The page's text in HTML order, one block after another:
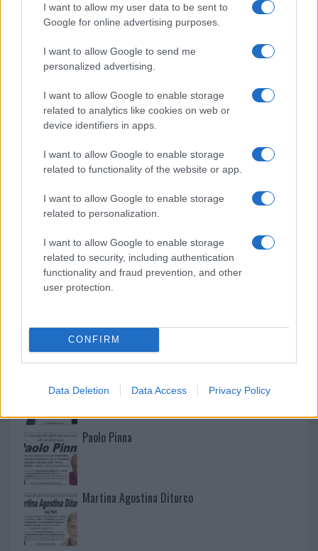
I want to allow my user data to be sent to
Google for online advertising purposes.
I want to allow Google to send me
personalized advertising.
I want to allow Google to enable storage
related to analytics like cookies on web or
device identifiers in apps.
I want to allow Google to enable storage
related to functionality of the website or app.
I want to allow Google to enable storage
related to personalization.
I want to allow Google to enable storage
related to security, including authentication
functionality and fraud prevention, and other
user protection.
CONFIRM
Data Deletion Data Access Privacy Policy
Santa Teresa Gallura, nuove regole per la
raccolta differenziata
Robbie Williams incanta il gala del Big Art
Festival al Romazzino
Maxi piano tra Smeralda Holding e il Comune di
Arzachena
NECROLOGIE
Paolo Pinna
Martina Agostina Diturco